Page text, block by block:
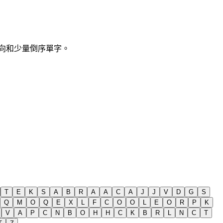
和少量倒序單字。
T E K S A B R A A C A J J V D G
S
Q
M O Q E X L F C O O L E O R P
K
V
A P C N B O H H C K B R L N C
T